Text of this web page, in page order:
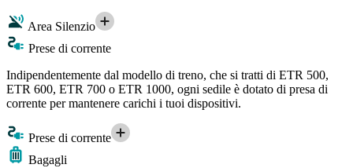
Area Silenzio
Prese di corrente
Indipendentemente dal modello di treno, che si tratti di ETR 500,
ETR 600, ETR 700 o ETR 1000, ogni sedile è dotato di presa di
corrente per mantenere carichi i tuoi dispositivi.
Prese di corrente
Bagagli